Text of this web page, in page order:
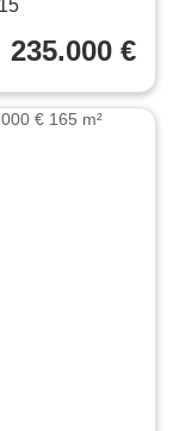
235.000 €